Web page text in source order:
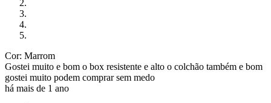
Cor: Marrom
Gostei muito e bom o box resistente e alto o colchão também e bom
gostei muito podem comprar sem medo
há mais de 1 ano